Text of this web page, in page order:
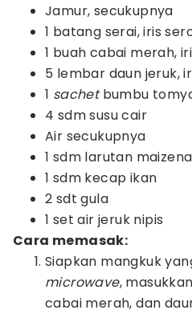
Jamur, secukupnya
1 batang serai, iris
1 buah cabai merah,
5 lembar daun jeruk,
1 sachetbumbu
4 sdm susu cair
Air secukupnya
1 sdm larutan maizena
1 sdm kecap ikan
2 sdt gula
1 set air jeruk nipis
Cara memasak:
Siapkan mangkuk
microwave,
cabai merah, dan